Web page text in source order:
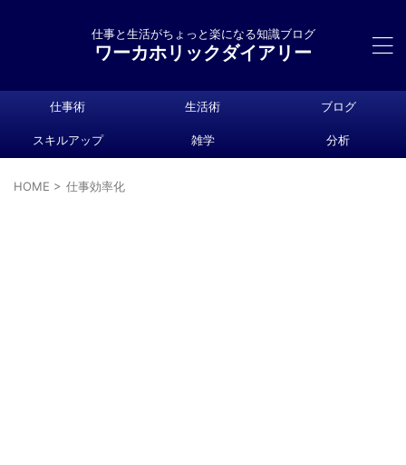
仕事と生活がちょっと楽になる知識ブログ
ワーカホリックダイアリー
仕事術 生活術 ブログ
スキルアップ 雑学 分析
HOME > 仕事効率化